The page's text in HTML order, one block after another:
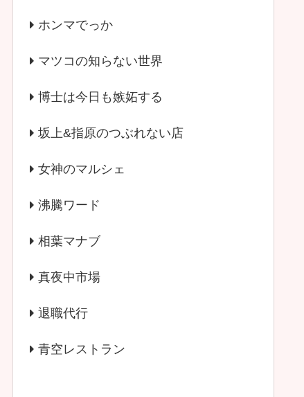
ホンマでっか
マツコの知らない世界
博士は今日も嫉妬する
坂上&指原のつぶれない店
女神のマルシェ
沸騰ワード
相葉マナブ
真夜中市場
退職代行
青空レストラン